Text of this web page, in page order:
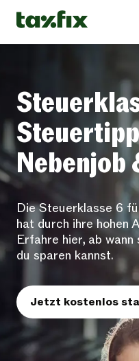
Nebenjob
Die Steuerklasse 6
hat durch ihre hohen
Erfahre hier, ab
du sparen kannst.
Jetzt kostenlos